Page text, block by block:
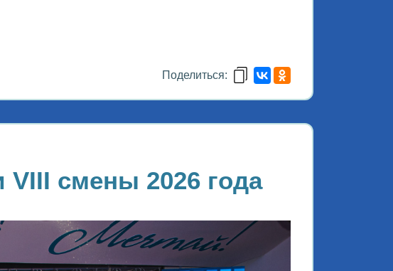
Поделиться:
VIII смены 2026 года